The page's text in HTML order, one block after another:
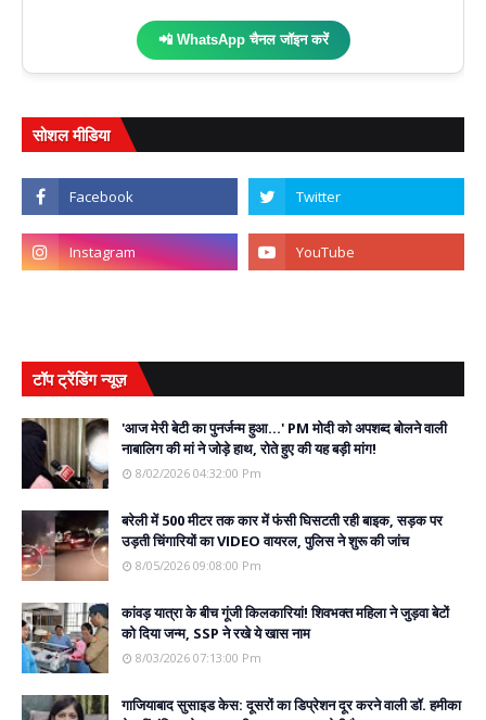
📲 WhatsApp चैनल जॉइन करें
सोशल मीडिया
टॉप ट्रेंडिंग न्यूज़
'आज मेरी बेटी का पुनर्जन्म हुआ...' PM मोदी को अपशब्द बोलने वाली
नाबालिग की मां ने जोड़े हाथ, रोते हुए की यह बड़ी मांग!
8/02/2026 04:32:00 Pm
बरेली में 500 मीटर तक कार में फंसी घिसटती रही बाइक, सड़क पर
उड़ती चिंगारियों का VIDEO वायरल, पुलिस ने शुरू की जांच
8/05/2026 09:08:00 Pm
कांवड़ यात्रा के बीच गूंजी किलकारियां! शिवभक्त महिला ने जुड़वा बेटों
को दिया जन्म, SSP ने रखे ये खास नाम
8/03/2026 07:13:00 Pm
गाजियाबाद सुसाइड केस: दूसरों का डिप्रेशन दूर करने वाली डॉ. हमीका